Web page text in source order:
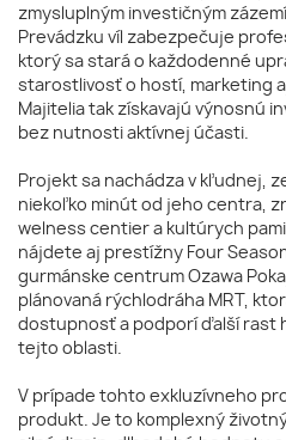
zmysluplným investičným
Prevádzku víl zabezpečuje
ktorý sa stará o každodenné
starostlivosť o hostí, marketing
Majitelia tak získavajú výnosnú
bez nutnosti aktívnej účasti.
Projekt sa nachádza v kľudnej,
niekoľko minút od jeho centra,
welness centier a kultúrych
nájdete aj prestížny Four
gurmánske centrum Ozawa
plánovaná rýchlodráha MRT,
dostupnosť a podporí ďalší rast
tejto oblasti.
V prípade tohto exkluzívneho
produkt. Je to komplexný